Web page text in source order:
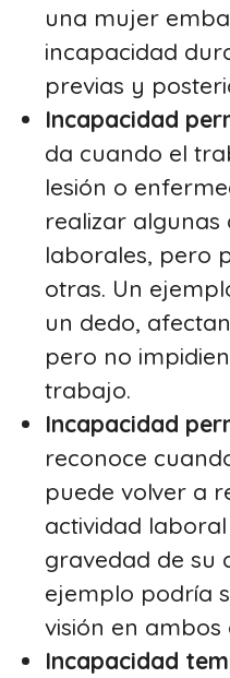
una mujer
incapacidad
previas y
Incapacidad
da cuando el
lesión o
realizar algunas
laborales, pero
otras. Un
un dedo,
pero no
trabajo.
Incapacidad
reconoce
puede volver a
actividad
gravedad de su
ejemplo podría
visión en ambos
Incapacidad